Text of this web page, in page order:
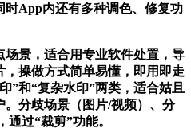
时App内还有多种调色、修复功
景，适合用专业软件处置，导
，操做方式简单易懂，即用即走
”和“复杂水印”两类，适合姑且
分歧场景（图片/视频）、分
过“裁剪”功能。